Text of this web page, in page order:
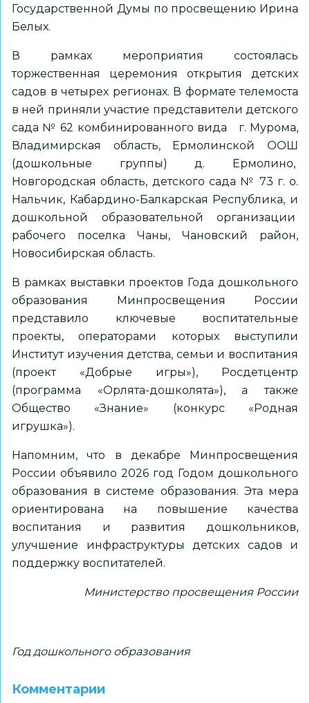
Государственной Думы по просвещению Ирина
Белых.
В рамках мероприятия состоялась
торжественная церемония открытия детских
садов в четырех регионах. В формате телемоста
в ней приняли участие представители детского
сада № 62 комбинированного вида г. Мурома,
Владимирская область, Ермолинской ООШ
(дошкольные группы) д. Ермолино,
Новгородская область, детского сада № 73 г. о.
Нальчик, Кабардино-Балкарская Республика, и
дошкольной образовательной организации
рабочего поселка Чаны, Чановский район,
Новосибирская область.
В рамках выставки проектов Года дошкольного
образования Минпросвещения России
представило ключевые воспитательные
проекты, операторами которых выступили
Институт изучения детства, семьи и воспитания
(проект «Добрые игры»), Росдетцентр
(программа «Орлята-дошколята»), а также
Общество «Знание» (конкурс «Родная
игрушка»).
Напомним, что в декабре Минпросвещения
России объявило 2026 год Годом дошкольного
образования в системе образования. Эта мера
ориентирована на повышение качества
воспитания и развития дошкольников,
улучшение инфраструктуры детских садов и
поддержку воспитателей.
Министерство просвещения России
Год дошкольного образования
Комментарии